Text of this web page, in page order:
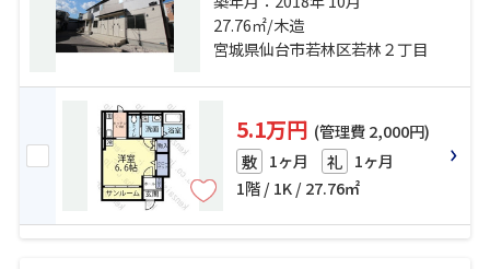
町」駅 徒歩20分 東北本線「長町」
駅 徒歩25分
27.76㎡/木造
宮城県仙台市若林区若林２丁目
5.1万円 (管理費 2,000円)
敷 1ヶ月 礼 1ヶ月
1階 / 1K / 27.76㎡